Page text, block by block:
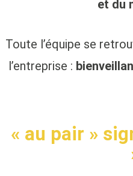
et du
Toute l’équipe se
l’entreprise :
« au pair »